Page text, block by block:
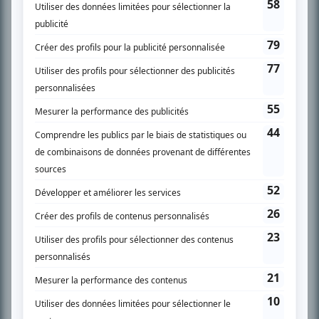
SUR LE RÉSEAU BIZZ MÉDIA
PLAN DU SITE
Accueil
Liste des oeuvres
Liste des comédiens
Recherche avancée
À propos
Nous contacter
Termes et conditions